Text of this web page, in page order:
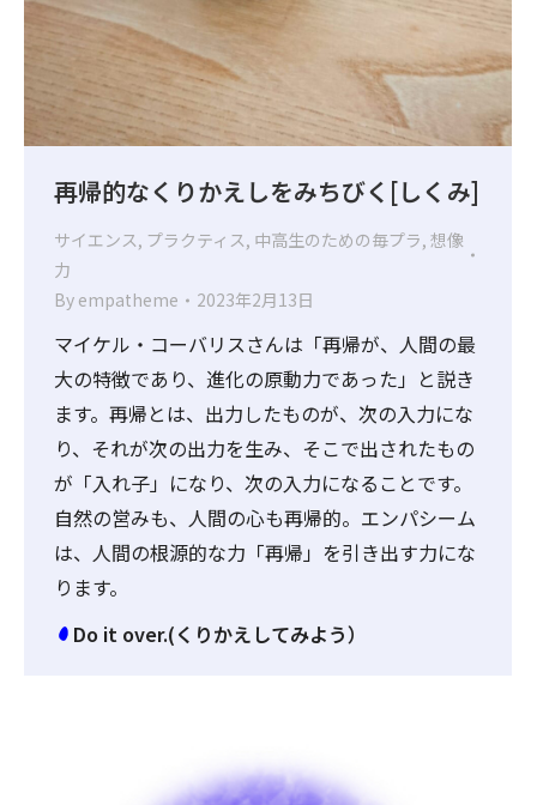
再帰的なくりかえしをみちびく[しくみ]
サイエンス, プラクティス, 中高生のための毎プラ, 想像
力
By empatheme 2023年2月13日
マイケル・コーバリスさんは「再帰が、人間の最
大の特徴であり、進化の原動力であった」と説き
ます。再帰とは、出力したものが、次の入力にな
り、それが次の出力を生み、そこで出されたもの
が「入れ子」になり、次の入力になることです。
自然の営みも、人間の心も再帰的。エンパシーム
は、人間の根源的な力「再帰」を引き出す力にな
ります。
Do it over.(くりかえしてみよう）